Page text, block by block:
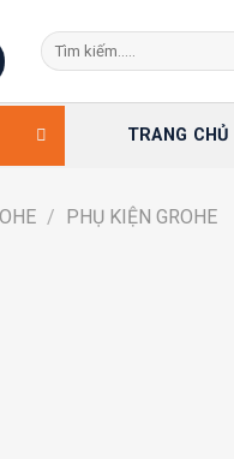
Search
for:
TRANG CHỦ
/ PHỤ KIỆN GROHE